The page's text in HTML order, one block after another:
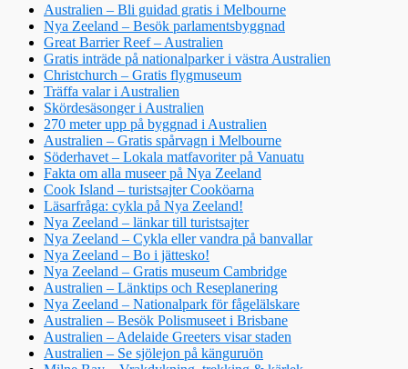
Australien – Bli guidad gratis i Melbourne
Nya Zeeland – Besök parlamentsbyggnad
Great Barrier Reef – Australien
Gratis inträde på nationalparker i västra Australien
Christchurch – Gratis flygmuseum
Träffa valar i Australien
Skördesäsonger i Australien
270 meter upp på byggnad i Australien
Australien – Gratis spårvagn i Melbourne
Söderhavet – Lokala matfavoriter på Vanuatu
Fakta om alla museer på Nya Zeeland
Cook Island – turistsajter Cooköarna
Läsarfråga: cykla på Nya Zeeland!
Nya Zeeland – länkar till turistsajter
Nya Zeeland – Cykla eller vandra på banvallar
Nya Zeeland – Bo i jättesko!
Nya Zeeland – Gratis museum Cambridge
Australien – Länktips och Reseplanering
Nya Zeeland – Nationalpark för fågelälskare
Australien – Besök Polismuseet i Brisbane
Australien – Adelaide Greeters visar staden
Australien – Se sjölejon på känguruön